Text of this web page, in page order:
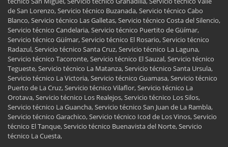
de San Lorenzo, Servicio técnico Buzanada, Servicio técnico Cabo
Blanco, Servicio técnico Las Galletas, Servicio técnico Costa del Silencio,
Servicio técnico Candelaria, Servicio técnico Puertito de Güímar,
Servicio técnico Güímar, Servicio técnico El Rosario, Servicio técnico
Radazul, Servicio técnico Santa Cruz, Servicio técnico La Laguna,
Servicio técnico Tacoronte, Servicio técnico El Sauzal, Servicio técnico
Tegueste, Servicio técnico La Matanza, Servicio técnico Santa Ursula,
Servicio técnico La Victoria, Servicio técnico Guamasa, Servicio técnico
Puerto de La Cruz, Servicio técnico Vilaflor, Servicio técnico La
Orotava, Servicio técnico Los Realejos, Servicio técnico Los Silos,
Servicio técnico La Guancha, Servicio técnico San Juan de La Rambla,
Servicio técnico Garachico, Servicio técnico Icod de Los Vinos, Servicio
técnico El Tanque, Servicio técnico Buenavista del Norte, Servicio
técnico La Cuesta,